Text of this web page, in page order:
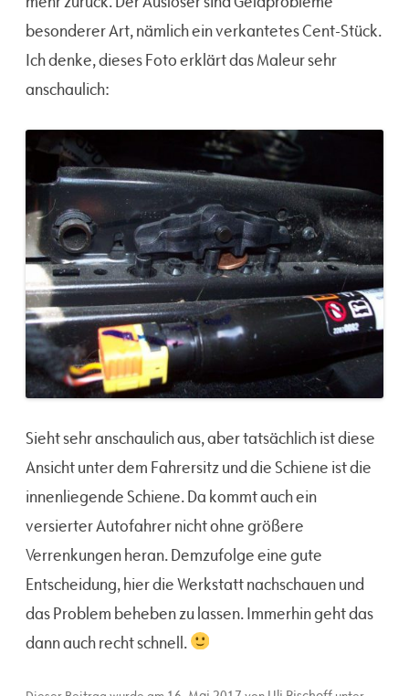
besonderer Art, nämlich ein verkantetes Cent-Stück.
Ich denke, dieses Foto erklärt das Maleur sehr
anschaulich:
Sieht sehr anschaulich aus, aber tatsächlich ist diese
Ansicht unter dem Fahrersitz und die Schiene ist die
innenliegende Schiene. Da kommt auch ein
versierter Autofahrer nicht ohne größere
Verrenkungen heran. Demzufolge eine gute
Entscheidung, hier die Werkstatt nachschauen und
das Problem beheben zu lassen. Immerhin geht das
dann auch recht schnell.